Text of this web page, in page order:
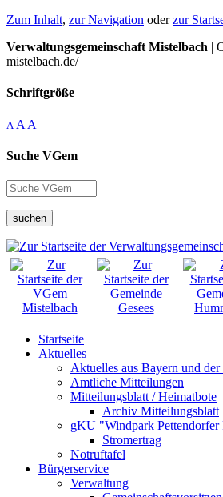
Zum Inhalt, zur Navigation oderzur
Verwaltungsgemeinschaft Mistelbach |
mistelbach.de/
Schriftgröße
A A A
Suche VGem
suchen
Startseite
Aktuelles
Aktuelles aus Bayern und der
Amtliche Mitteilungen
Mitteilungsblatt / Heimatbote
Archiv Mitteilungsblatt
gKU "Windpark Pettendorfer
Stromertrag
Notruftafel
Bürgerservice
Verwaltung